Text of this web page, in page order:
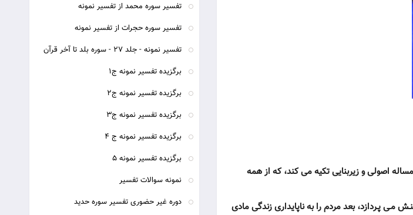
اصولى و زيربنايى تكيه مى كند، كه از همه
پـردازد، بعد مردم را به ناپايدارى زندگى مادى
تفسیر سوره محمد از تفسیر نمونه
تفسیر سوره حجرات از تفسیر نمونه
تفسیر نمونه - جلد 27 - سوره بلد تا آخر قرآن
برگزیده تفسیر نمونه ج1
برگزیده تفسیر نمونه ج2
برگزیده تفسیر نمونه ج3
برگزیده تفسیر نمونه ج 4
برگزیده تفسیر نمونه 5
نمونه سوالات تفسیر
دوره غیر حضوری تفسیر سوره حدید